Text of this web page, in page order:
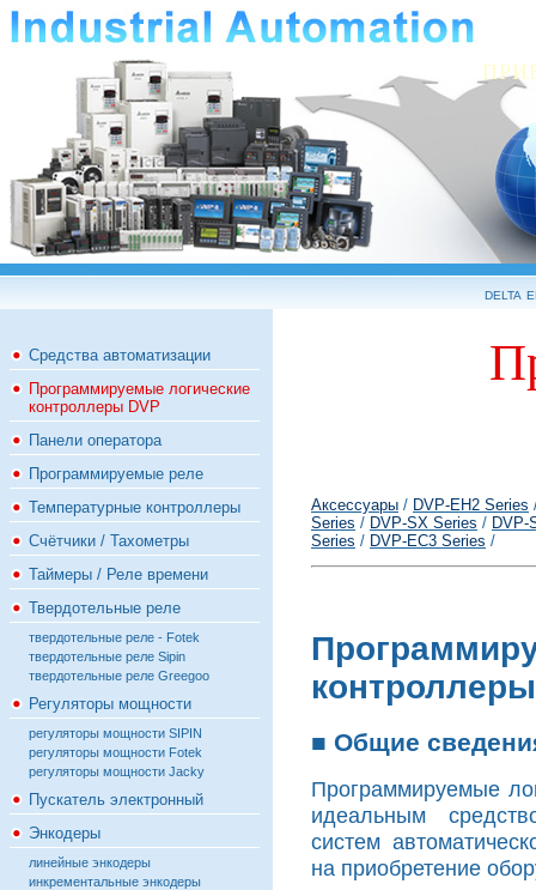
delta
Средства автоматизации
Программируемые логические
контроллеры DVP
Панели оператора
Программируемые реле
Температурные контроллеры
Счётчики / Тахометры
Таймеры / Реле времени
Твердотельные реле
твердотельные реле - Fotek
твердотельные реле Sipin
твердотельные реле Greegoo
Регуляторы мощности
регуляторы мощности SIPIN
регуляторы мощности Fotek
регуляторы мощности Jacky
Пускатель электронный
Энкодеры
линейные энкодеры
инкрементальные энкодеры
Аксессуары / DVP-EH2 Series
Series / DVP-SX Series / DVP-
Series / DVP-EC3 Series /
■ Общие
Программируемые
идеальным
систем
на приобретение